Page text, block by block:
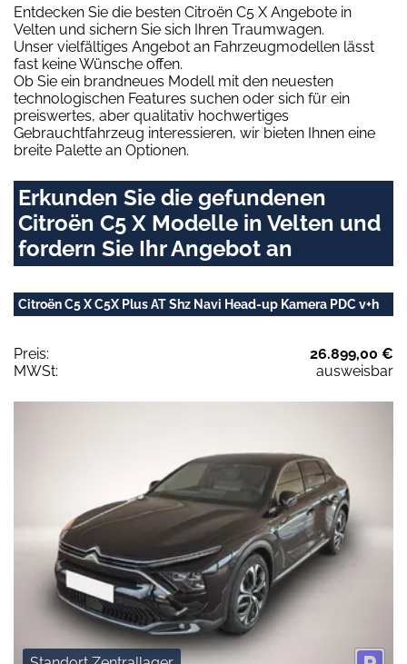
Entdecken Sie die besten Citroën C5 X Angebote in
Velten und sichern Sie sich Ihren Traumwagen.
Unser vielfältiges Angebot an Fahrzeugmodellen lässt
fast keine Wünsche offen.
Ob Sie ein brandneues Modell mit den neuesten
technologischen Features suchen oder sich für ein
preiswertes, aber qualitativ hochwertiges
Gebrauchtfahrzeug interessieren, wir bieten Ihnen eine
breite Palette an Optionen.
Erkunden Sie die gefundenen
Citroën C5 X Modelle in Velten und
fordern Sie Ihr Angebot an
Citroën C5 X C5X Plus AT Shz Navi Head-up Kamera PDC v+h
Preis:
26.899,00 €
MWSt:
ausweisbar